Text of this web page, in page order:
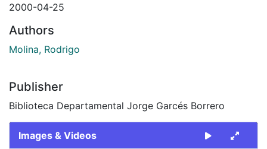
2000-04-25
Authors
Molina, Rodrigo
Publisher
Biblioteca Departamental Jorge Garcés Borrero
Images & Videos